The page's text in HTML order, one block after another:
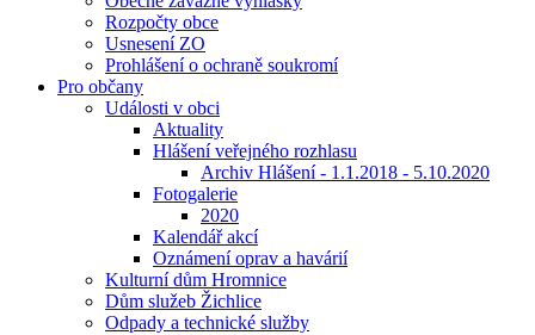
Rozpočty obce
Usnesení ZO
Prohlášení o ochraně soukromí
Pro občany
Události v obci
Aktuality
Hlášení veřejného rozhlasu
Archiv Hlášení - 1.1.2018 - 5.10.2020
Fotogalerie
2020
Kalendář akcí
Oznámení oprav a havárií
Kulturní dům Hromnice
Dům služeb Žichlice
Odpady a technické služby